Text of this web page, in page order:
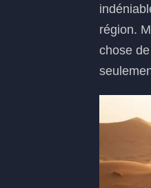
région.
chose